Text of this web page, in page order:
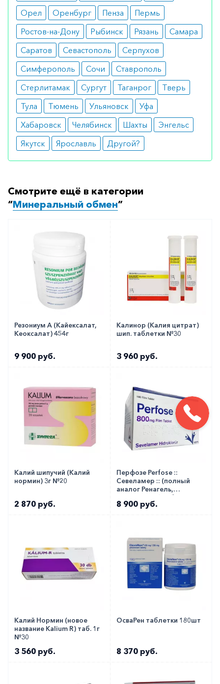
Вы можете заказать препарат с доставкой в
аптеку-партнёра в вашем городе. Для этого Вы
можете оформить бронирование на сайте или
заказать по телефону8 800 301 52 86
с любого телефона по РФ)
Орел
Оренбург Пенза
Пермь
Ростов-на-Дону
Рыбинск Рязань
Самара
Саратов
Севастополь
Серпухов
Симферополь
Сочи
Ставрополь
Стерлитамак
Сургут Таганрог
Тверь
Тула
Тюмень Ульяновск
Уфа
Хабаровск
Челябинск Шахты
Энгельс
Якутск
Ярославль Другой?
Смотрите ещё в категории
“Минеральный обмен”
Резониум А (Кайексалат,
Кеоксалат) 454г
9 900 руб.
Калинор (Калия цитрат)
шип. таблетки №30
3 960 руб.
Калий шипучий (Калий
нормин) 3г №20
2 870 руб.
Перфозе Perfose ::
Севеламер :: (полный
аналог Ренагель,
Селамерекс) таб. 800мг
№180
8 900 руб.
Калий Нормин (новое
название Kalium R) таб. 1г
№30
3 560 руб.
ОсваРен таблетки 180шт
8 370 руб.